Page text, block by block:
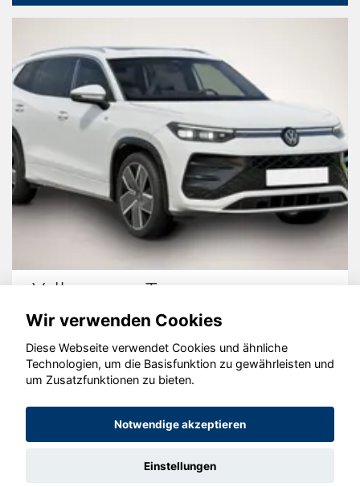
Volkswagen Tayron
© konjunkturmotor.de GmbH 2020 - 2026
Wir verwenden Cookies
Diese Webseite verwendet Cookies und ähnliche
Technologien, um die Basisfunktion zu gewährleisten und
um Zusatzfunktionen zu bieten.
Notwendige akzeptieren
Einstellungen